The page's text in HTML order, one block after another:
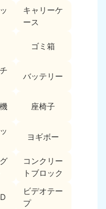
キャリーケ
ース
ゴミ箱
バッテリー
座椅子
ヨギボー
コンクリー
トブロック
ビデオテー
プ
神奈川県
050-1881-5266
9:00〜19:00 年中無休
茨城県
1881-5269
9:00〜19:00 年中無休